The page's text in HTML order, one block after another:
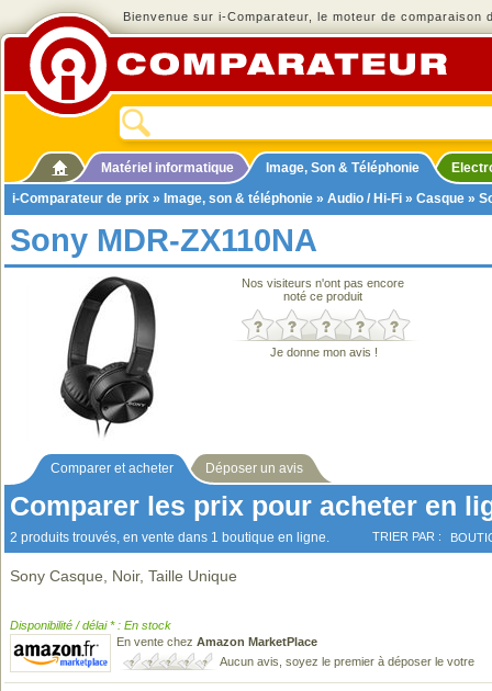
Bienvenue sur i-Comparateur, le moteur de comparaison
Matériel informatique Image, Son & Téléphonie
i-Comparateur de prix » Image, son & téléphonie » Audio / Hi-Fi » Casque »
Sony MDR-ZX110NA
Nos visiteurs n'ont pas encore
noté ce produit
Je donne mon avis !
Comparer et acheter Déposer un avis
Comparer les prix pour acheter en
2 produits trouvés, en vente dans 1 boutique en ligne. TRIER PAR :
Sony Casque, Noir, Taille Unique
Disponibilité / délai * : En stock
En vente chez Amazon MarketPlace
Aucun avis, soyez le premier à déposer le votre